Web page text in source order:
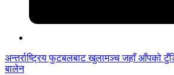
अन्तर्राष्ट्रिय फुटबलबाट खुलामञ्च जहाँ आँपको
बालेन